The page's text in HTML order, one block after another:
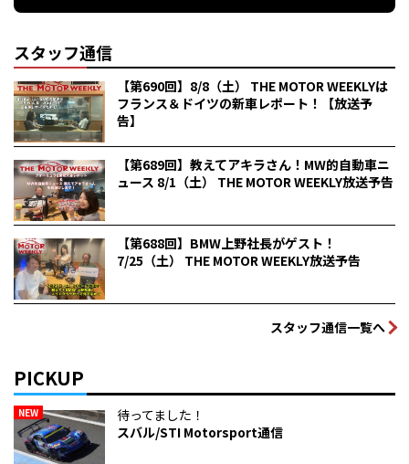
スタッフ通信
【第690回】8/8（土） THE MOTOR WEEKLYは
フランス＆ドイツの新車レポート！【放送予
告】
【第689回】教えてアキラさん！MW的自動車ニ
ュース 8/1（土） THE MOTOR WEEKLY放送予告
【第688回】BMW上野社長がゲスト！
7/25（土） THE MOTOR WEEKLY放送予告
スタッフ通信一覧へ
PICKUP
NEW
待ってました！
スバル/STI Motorsport通信